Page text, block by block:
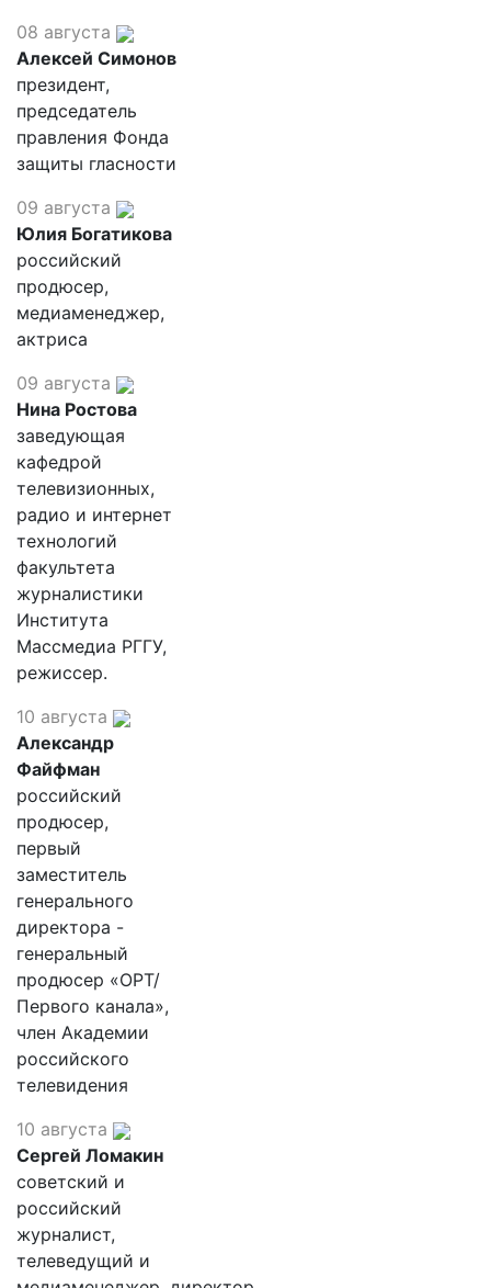
08 августа
Алексей Симонов
президент,
председатель
правления Фонда
защиты гласности
09 августа
Юлия Богатикова
российский
продюсер,
медиаменеджер,
актриса
09 августа
Нина Ростова
заведующая
кафедрой
телевизионных,
радио и интернет
технологий
факультета
журналистики
Института
Массмедиа РГГУ,
режиссер.
10 августа
Александр
Файфман
российский
продюсер,
первый
заместитель
генерального
директора -
генеральный
продюсер «ОРТ/
Первого канала»,
член Академии
российского
телевидения
10 августа
Сергей Ломакин
советский и
российский
журналист,
телеведущий и